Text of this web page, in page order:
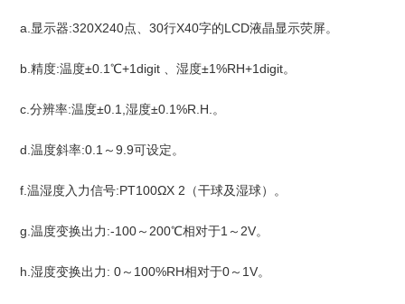
a.显示器:320X240点、30行X40字的LCD液晶显示荧屏。
b.精度:温度±0.1℃+1digit 、湿度±1%RH+1digit。
c.分辨率:温度±0.1,湿度±0.1%R.H.。
d.温度斜率:0.1～9.9可设定。
f.温湿度入力信号:PT100ΩX 2（干球及湿球）。
g.温度变换出力:-100～200℃相对于1～2V。
h.湿度变换出力: 0～100%RH相对于0～1V。